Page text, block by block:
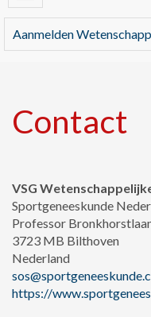
Aanmelden
Contact
VSG
Sportgeneeskunde
Professor
3723 MB Bilthoven
Nederland
https://